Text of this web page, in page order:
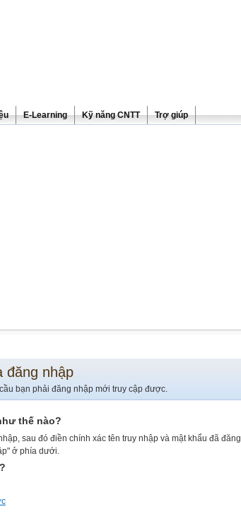
E-Learning Kỹ năng CNTT Trợ giúp
đăng nhập
bạn phải đăng nhập mới truy cập được.
thế nào?
sau đó điền chính xác tên truy nhập và mật khẩu đã đăng
ở phía dưới.